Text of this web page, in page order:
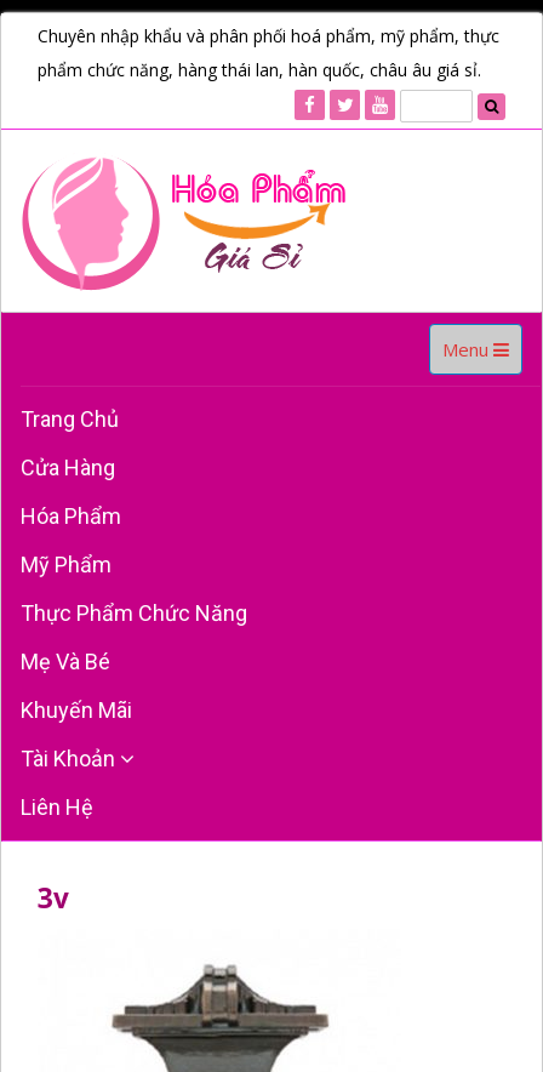
Chuyên nhập khẩu và phân phối hoá phẩm, mỹ phẩm, thực
phẩm chức năng, hàng thái lan, hàn quốc, châu âu giá sỉ.
Toggle
navigation
Menu
Trang Chủ
Cửa Hàng
Hóa Phẩm
Mỹ Phẩm
Thực Phẩm Chức Năng
Mẹ Và Bé
Khuyến Mãi
Tài Khoản
Liên Hệ
3v